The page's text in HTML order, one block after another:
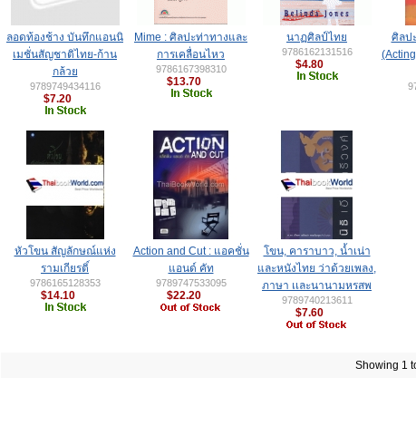
ลอดท้องช้าง บันทึกแอนนิ
เมชั่นสัญชาติไทย-ก้าน
กล้วย
9789749434116
$7.20
Mime : ศิลปะท่าทางและ
การเคลื่อนไหว
9786167398310
$13.70
นาฏศิลป์ไทย
9786162131516
$4.80
ศิลป
หัวโขน สัญลักษณ์แห่ง
รามเกียรติ์
9786165128353
$14.10
Action and Cut : แอคชั่น
แอนด์ คัท
9789747533095
$22.20
โขน, คาราบาว, น้ำเน่า
และหนังไทย ว่าด้วยเพลง,
ภาษา เเละนานามหรสพ
9789740213611
$7.60
Showing 1